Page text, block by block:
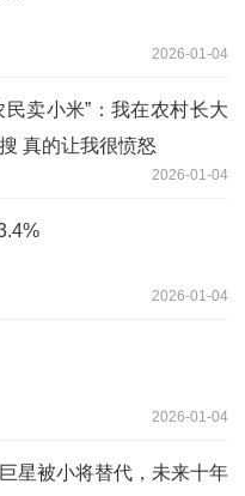
2026-01-04
卖小米”：我在农村长大
真的让我很愤怒
2026-01-04
2026-01-04
2026-01-04
星被小将替代，未来十年